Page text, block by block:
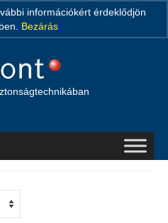
információkért érdeklődjön
Bezárás
Search Button